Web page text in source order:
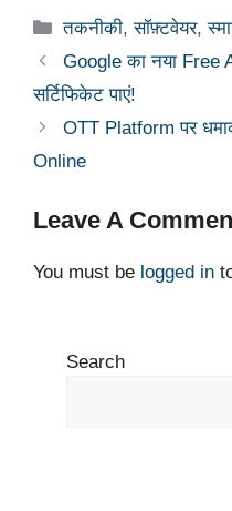
at
s
A
p
p
c
e
b
o
k
e
n
p
y
n
Categories
तकनीकी,सॉफ़्टवेयर,
Google का नया Free
सर्टिफिकेट पाएं!
OTT Platform पर
Online
Leave A
You must be logged in
Search